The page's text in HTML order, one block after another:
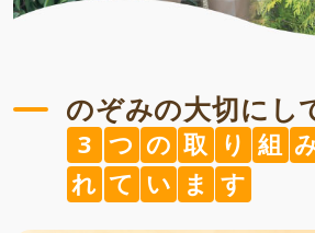
のぞみの大切にし
3 つ の 取 り 組
れ て い ま す